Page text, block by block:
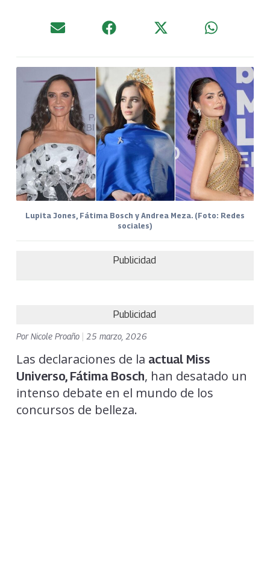
Lupita Jones, Fátima Bosch y Andrea Meza. (Foto: Redes
sociales)
Publicidad
Publicidad
PorNicole Proaño 25 marzo, 2026
Las declaraciones de la actual Miss
Universo, Fátima Bosch, han desatado un
intenso debate en el mundo de los
concursos de belleza.